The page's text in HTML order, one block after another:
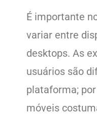
É importante
variar entre
desktops. As
usuários são
plataforma;
móveis